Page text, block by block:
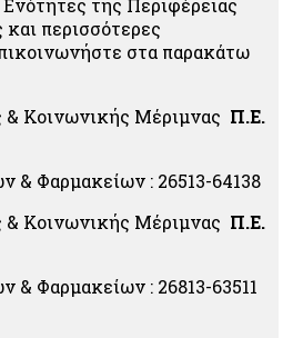
της Περιφέρειας
περισσότερες
στα παρακάτω
Κοινωνικής Μέριμνας Π.Ε.
Φαρμακείων : 26513-64138
Κοινωνικής Μέριμνας Π.Ε.
Φαρμακείων : 26813-63511